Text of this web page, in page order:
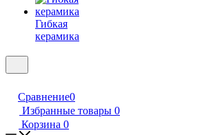
Гибкая
керамика
Сравнение0
Избранные товары 0
Корзина 0